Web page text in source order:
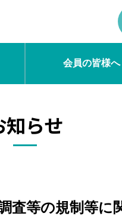
会員の皆様へ
知らせ
査等の規制等